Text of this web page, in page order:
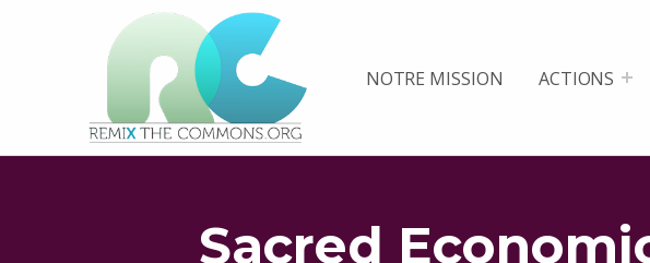
PLATEFORME MULTIMÉDIA OUVERTE ET COLLABORATIVE SUR LES COMMUNS NOTRE MISSION ACTIONS
Sacred